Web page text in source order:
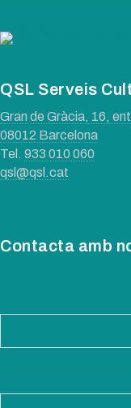
QSL Serveis
Gran de Gràcia, 16,
08012 Barcelona
Tel.933 010 060
qsl@qsl.cat
Contacta amb